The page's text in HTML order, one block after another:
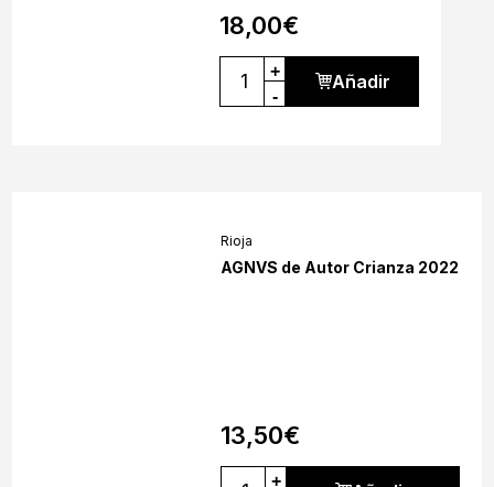
18,00€
+
-
Añadir
Rioja
AGNVS de Autor Crianza 2022
13,50€
+